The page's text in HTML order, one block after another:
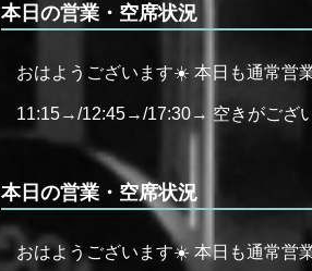
本日の営業・空席状況
おはようございます☀️ 本日も通常営
11:15→/12:45→/17:30→ 空きがござ
本日の営業・空席状況
おはようございます☀️ 本日も通常営